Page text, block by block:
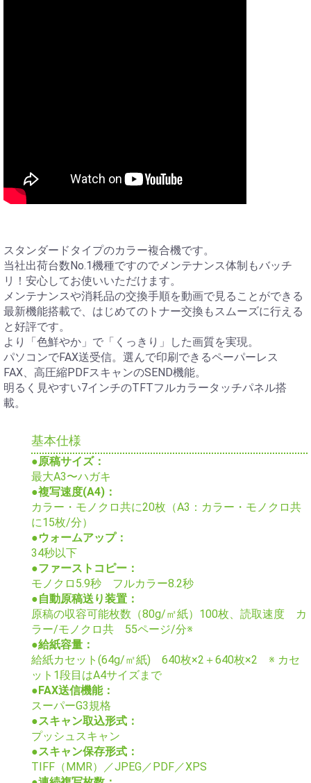
スタンダードタイプのカラー複合機です。
当社出荷台数No.1機種ですのでメンテナンス体制もバッチ
リ！安心してお使いいただけます。
メンテナンスや消耗品の交換手順を動画で見ることができる
最新機能搭載で、はじめてのトナー交換もスムーズに行える
と好評です。
より「色鮮やか」で「くっきり」した画質を実現。
パソコンでFAX送受信。選んで印刷できるペーパーレス
FAX、高圧縮PDFスキャンのSEND機能。
明るく見やすい7インチのTFTフルカラータッチパネル搭
載。
基本仕様
●原稿サイズ：
最大A3〜ハガキ
●複写速度(A4)：
カラー・モノクロ共に20枚（A3：カラー・モノクロ共
に15枚/分）
●ウォームアップ：
34秒以下
●ファーストコピー：
モノクロ5.9秒 フルカラー8.2秒
●自動原稿送り装置：
原稿の収容可能枚数（80g/㎡紙）100枚、読取速度 カ
ラー/モノクロ共 55ページ/分※
●給紙容量：
給紙カセット(64g/㎡紙) 640枚×2＋640枚×2 ※ カセ
ット1段目はA4サイズまで
●FAX送信機能：
スーパーG3規格
●スキャン取込形式：
プッシュスキャン
●スキャン保存形式：
TIFF（MMR）／JPEG／PDF／XPS